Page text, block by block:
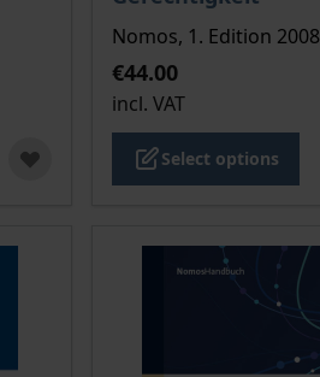
Nomos, 1. Edition 2008
€44.00
incl. VAT
Select options